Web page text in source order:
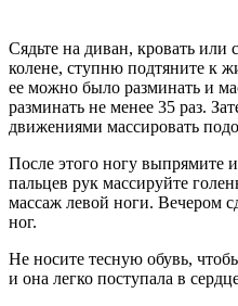
Сядьте на диван, кровать или
колене, ступню подтяните к
ее можно было разминать и
разминать не менее 35 раз.
движениями массировать
После этого ногу выпрямите
пальцев рук массируйте
массаж левой ноги. Вечером
ног.
Не носите тесную обувь,
и она легко поступала в